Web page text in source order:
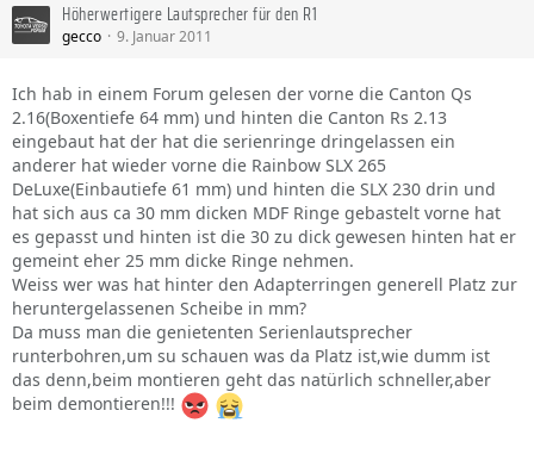
Höherwertigere Lautsprecher für den R1
gecco 9. Januar 2011
Ich hab in einem Forum gelesen der vorne die Canton Qs
2.16(Boxentiefe 64 mm) und hinten die Canton Rs 2.13
eingebaut hat der hat die serienringe dringelassen ein
anderer hat wieder vorne die Rainbow SLX 265
DeLuxe(Einbautiefe 61 mm) und hinten die SLX 230 drin und
hat sich aus ca 30 mm dicken MDF Ringe gebastelt vorne hat
es gepasst und hinten ist die 30 zu dick gewesen hinten hat er
gemeint eher 25 mm dicke Ringe nehmen.
Weiss wer was hat hinter den Adapterringen generell Platz zur
heruntergelassenen Scheibe in mm?
Da muss man die genietenten Serienlautsprecher
runterbohren,um su schauen was da Platz ist,wie dumm ist
das denn,beim montieren geht das natürlich schneller,aber
beim demontieren!!!